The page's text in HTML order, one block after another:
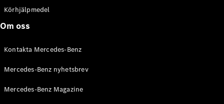
Transportbilar
Mercedes-Benz Online Store
Körhjälpmedel
Om oss
Kontakta Mercedes-Benz
Mercedes-Benz nyhetsbrev
Mercedes-Benz Magazine